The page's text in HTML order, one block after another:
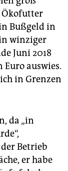
Ökofutter
Bußgeld in
winziger
Juni 2018
auswies.
in Grenzen
da „in
Betrieb
er habe